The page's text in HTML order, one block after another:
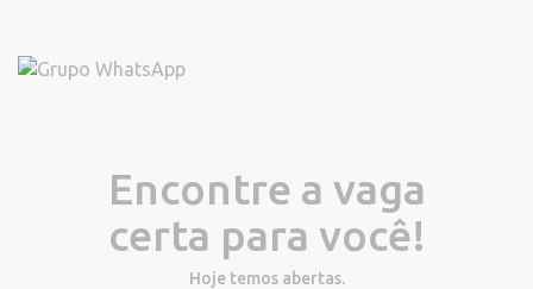
Encontre a vaga
certa para você!
Hoje temos abertas.